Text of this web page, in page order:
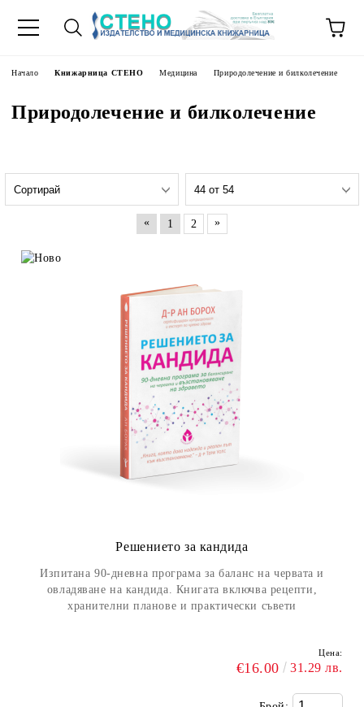
Начало Книжарница СТЕНО Медицина Природолечение и билколечение
Природолечение и билколечение
« 1 2 »
Решението за кандида
Изпитана 90-дневна програма за баланс на червата и
овладяване на кандида. Книгата включва рецепти,
хранителни планове и практически съвети
Цена:
€16.00 31.29 лв.